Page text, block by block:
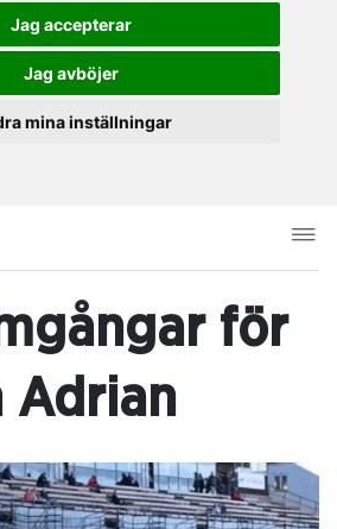
Jag accepterar
Jag avböjer
mina inställningar
för
Adrian